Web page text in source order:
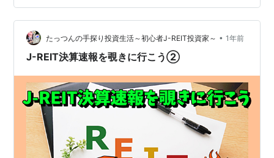
買は、個人の責任の範疇にてお願いいたします。 良けれ
ばグループご支援をば１つお願いいたします🙏 ランキン
グ参加中個人投資家 そもそもJ-REITとは何ですか…
たっつんの手探り投資生活～初心者J-REIT投資家～ • 1年前
J-REIT決算速報を覗きに行こう②